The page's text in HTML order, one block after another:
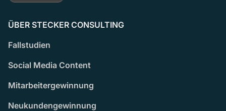
ÜBER STECKER CONSULTING
Fallstudien
Social Media Content
Mitarbeitergewinnung
Neukundengewinnung